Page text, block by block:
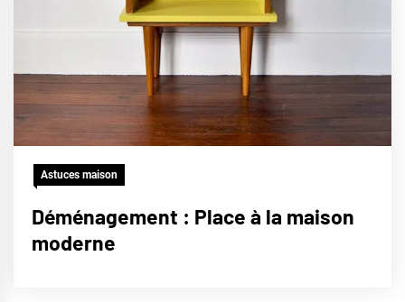
Astuces maison
Déménagement : Place à la maison
moderne